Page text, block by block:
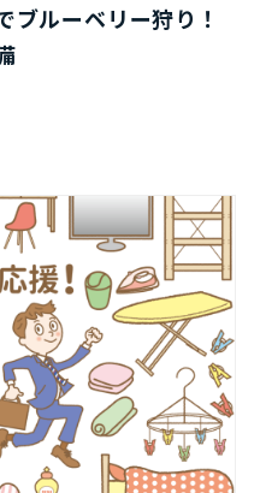
ブルーベリー狩り！